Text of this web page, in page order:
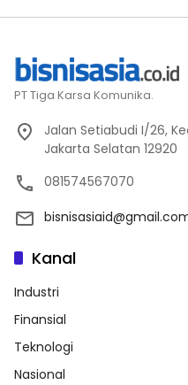
PT Tiga Karsa Komunika.
Jalan Setiabudi I/26,
Jakarta Selatan 12920
081574567070
Kanal
Industri
Finansial
Teknologi
Nasional